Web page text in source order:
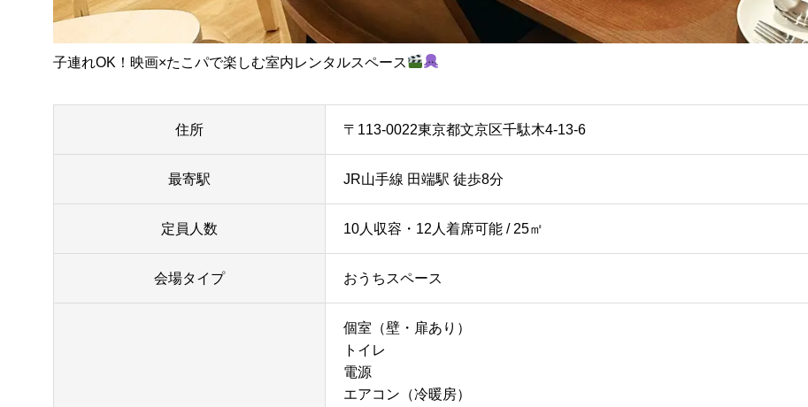
子連れOK！映画×たこパで楽しむ室内レンタルスペース
住所 〒113-0022東京都文京区千駄木4-13-6
最寄駅 JR山手線 田端駅 徒歩8分
定員人数 10人収容・12人着席可能 / 25㎡
会場タイプ おうちスペース
個室（壁・扉あり）
トイレ
電源
エアコン（冷暖房）